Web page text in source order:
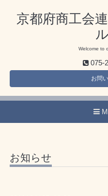
京都府商工会
ル
Welcome to
075-
お問
お知らせ